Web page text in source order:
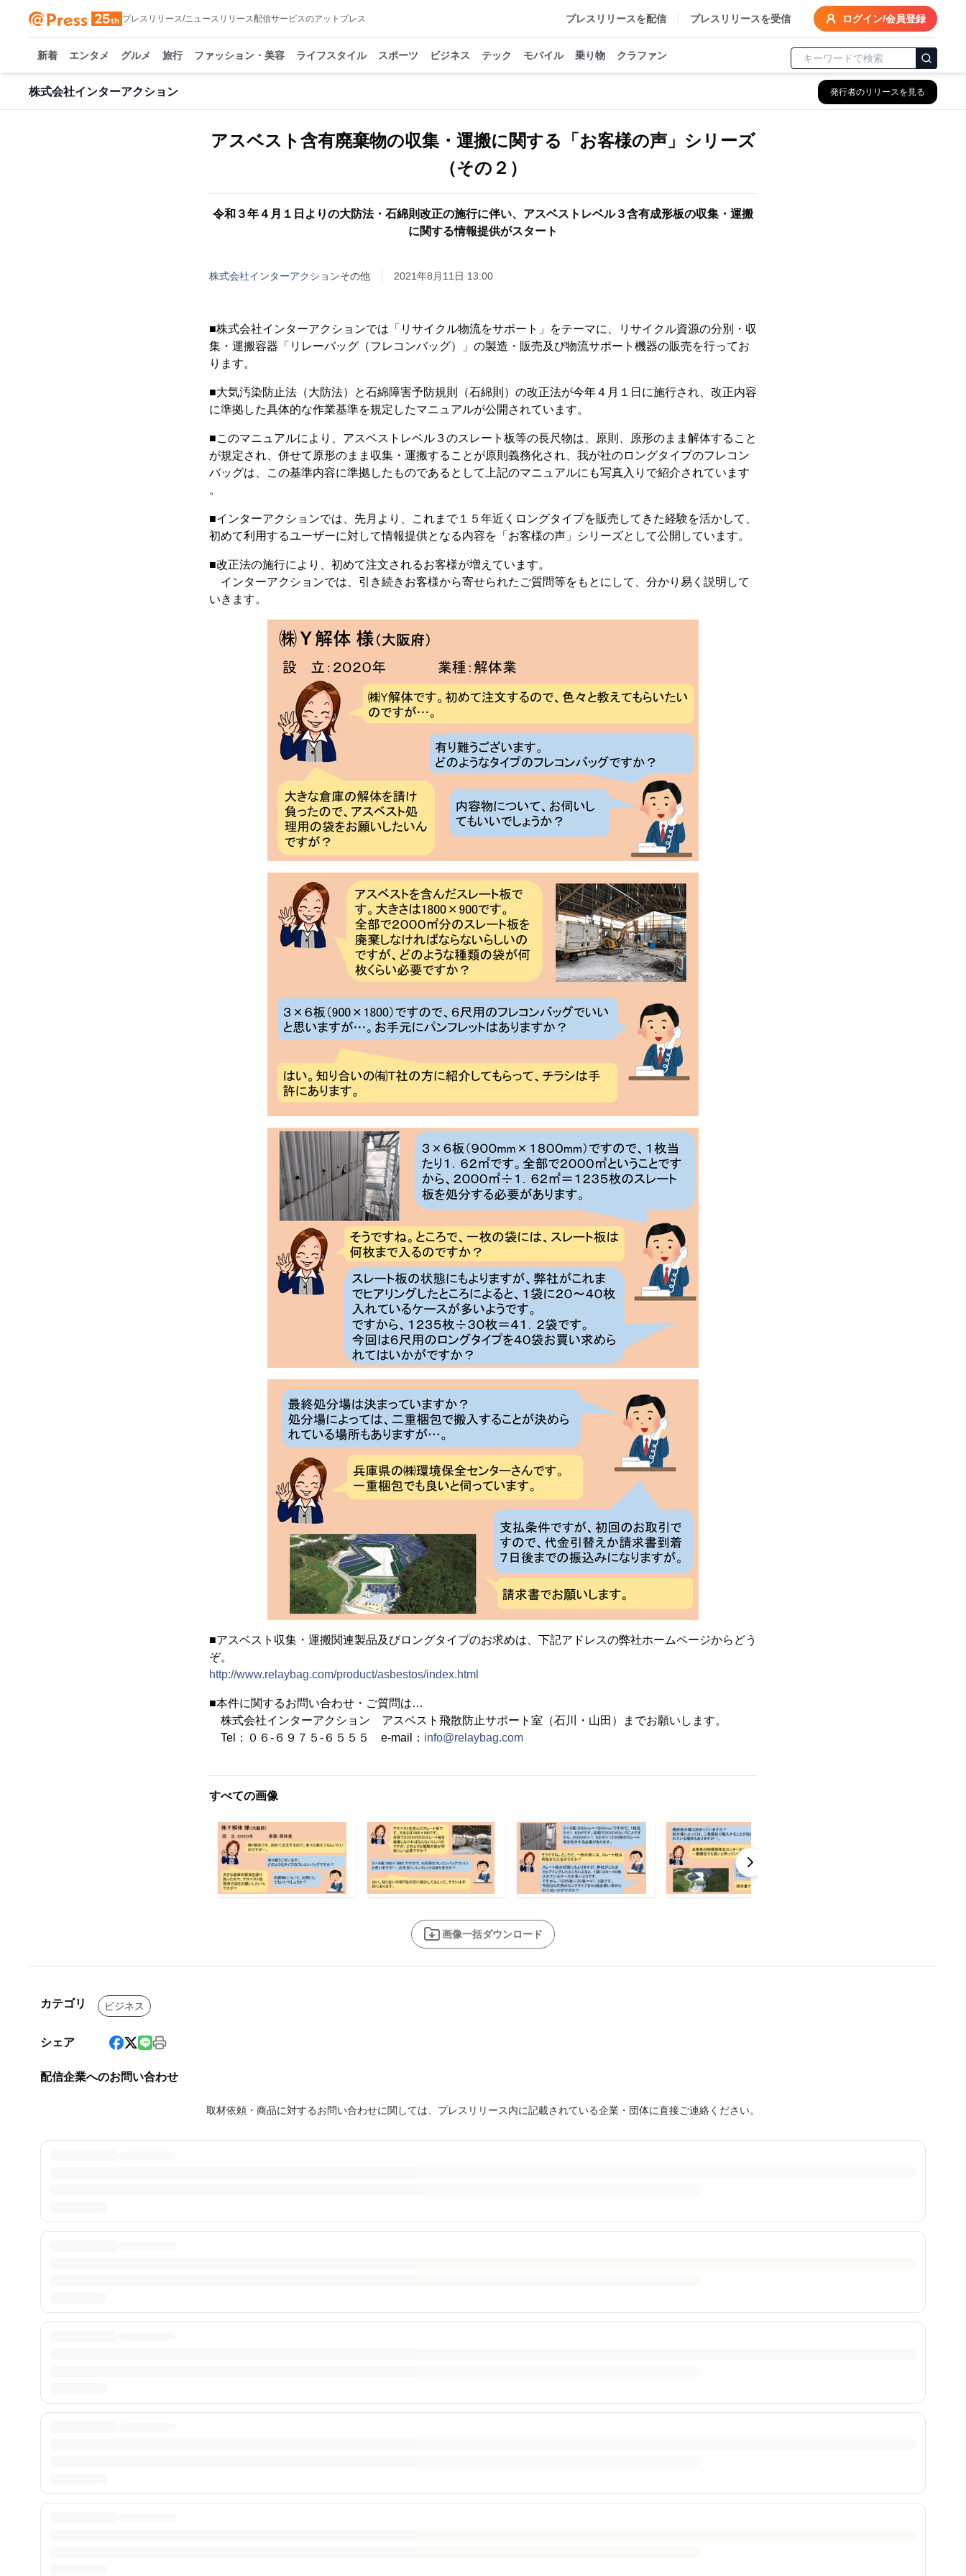
プレスリリース/ニュースリリース配信サービスのアットプレス プレスリリースを配信 プレスリリースを受信 ログイン/会員登録
新着 エンタメ グルメ 旅行 ファッション・美容 ライフスタイル スポーツ ビジネス テック モバイル 乗り物 クラファン
株式会社インターアクション 発行者のリリースを見る
アスベスト含有廃棄物の収集・運搬に関する「お客様の声」シリーズ
（その２）
令和３年４月１日よりの大防法・石綿則改正の施行に伴い、アスベストレベル３含有成形板の収集・運搬
に関する情報提供がスタート
株式会社インターアクションその他 2021年8月11日 13:00
■株式会社インターアクションでは「リサイクル物流をサポート」をテーマに、リサイクル資源の分別・収
集・運搬容器「リレーバッグ（フレコンバッグ）」の製造・販売及び物流サポート機器の販売を行ってお
ります。
■大気汚染防止法（大防法）と石綿障害予防規則（石綿則）の改正法が今年４月１日に施行され、改正内容
に準拠した具体的な作業基準を規定したマニュアルが公開されています。
■このマニュアルにより、アスベストレベル３のスレート板等の長尺物は、原則、原形のまま解体すること
が規定され、併せて原形のまま収集・運搬することが原則義務化され、我が社のロングタイプのフレコン
バッグは、この基準内容に準拠したものであるとして上記のマニュアルにも写真入りで紹介されています
。
■インターアクションでは、先月より、これまで１５年近くロングタイプを販売してきた経験を活かして、
初めて利用するユーザーに対して情報提供となる内容を「お客様の声」シリーズとして公開しています。
■改正法の施行により、初めて注文されるお客様が増えています。
インターアクションでは、引き続きお客様から寄せられたご質問等をもとにして、分かり易く説明して
いきます。
■アスベスト収集・運搬関連製品及びロングタイプのお求めは、下記アドレスの弊社ホームページからどう
ぞ。
http://www.relaybag.com/product/asbestos/index.html
■本件に関するお問い合わせ・ご質問は…
株式会社インターアクション アスベスト飛散防止サポート室（石川・山田）までお願いします。
Tel：０６-６９７５-６５５５ e-mail： info@relaybag.com
すべての画像
画像一括ダウンロード
カテゴリ ビジネス
シェア
配信企業へのお問い合わせ
取材依頼・商品に対するお問い合わせに関しては、プレスリリース内に記載されている企業・団体に直接ご連絡ください。